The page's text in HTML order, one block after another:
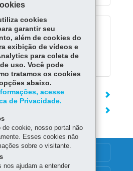
na rede de assistência
cookies
garantir seu
além de cookies do
exibição de vídeos e
para coleta de
uso. Você pode
tratamos os cookies
abaixo.
acesse
de Privacidade.
cookie, nosso portal não
Esses cookies não
sobre o visitante.
nos ajudam a entender